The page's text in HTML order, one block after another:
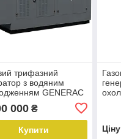
трифазний
з водяним
GENERAC
PG25 (28 кВт) 380
000₴
Купити